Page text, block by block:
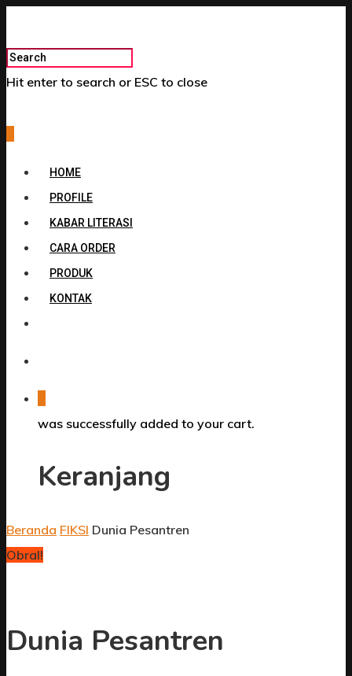
Hit enter to search or ESC to close
HOME
PROFILE
KABAR LITERASI
CARA ORDER
PRODUK
KONTAK
was successfully added to your cart.
Keranjang
Beranda FIKSI Dunia Pesantren
Obral!
Dunia Pesantren